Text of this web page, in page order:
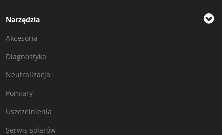
Narzędzia
Akcesoria
Diagnostyka
Neutralizacja
Pomiary
Uszczelnienia
Serwis solarów